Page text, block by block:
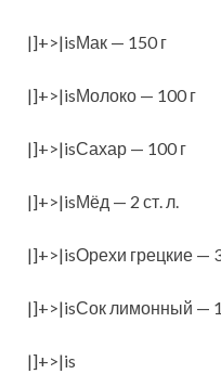
|]+>|isМак — 150 г
|]+>|isМолоко — 100 г
|]+>|isСахар — 100 г
|]+>|isМёд — 2 ст. л.
|]+>|isОрехи грецкие —
|]+>|isСок лимонный — 1
|]+>|is